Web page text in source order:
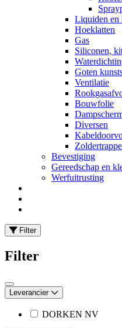
Liquiden en
Hoeklatten
Gas
Siliconen,
Goten
Ventilatie
Bouwfolie
Diversen
Bevestiging
Gereedschap en
Werfuitrusting
Filter
Filter
Leverancier
DORKEN NV